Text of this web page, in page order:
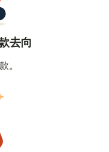
去向
。